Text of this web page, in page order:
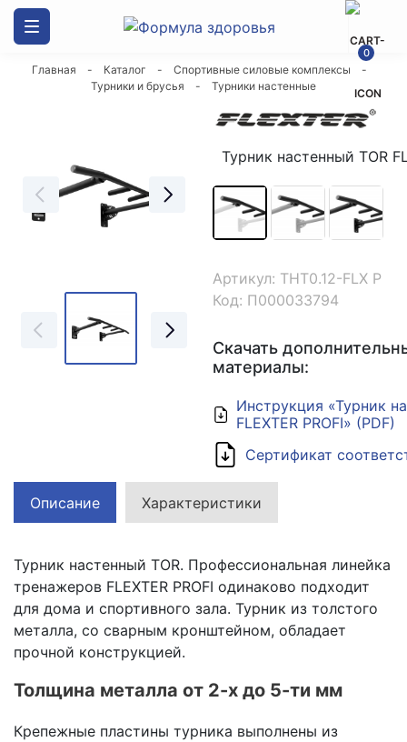
0
Каталог товаров
ДСК Формула здоровья
Маты гимнастические
Спортивные силовые комплексы
Оборудование и стенды
Подвесы для боксерских
груш\мешков
Стойки для гантелей, блинов и
Рекламные материалы
Главная - Каталог - Спортивные силовые комплексы
-
Турники и брусья
- Турники настенные
Турник настенный TOR
Артикул: ТНТ0.12-FLX P
Код: П000033794
Скачать
материалы:
Инструкция «Турник
FLEXTER PROFI» (PDF)
Сертификат
Описание Характеристики
Турник настенный TOR. Профессиональная линейка
тренажеров FLEXTER PROFI одинаково подходит
для дома и спортивного зала. Турник из толстого
металла, со сварным кронштейном, обладает
прочной конструкцией.
Толщина металла от 2-х до 5-ти мм
Крепежные пластины турника выполнены из